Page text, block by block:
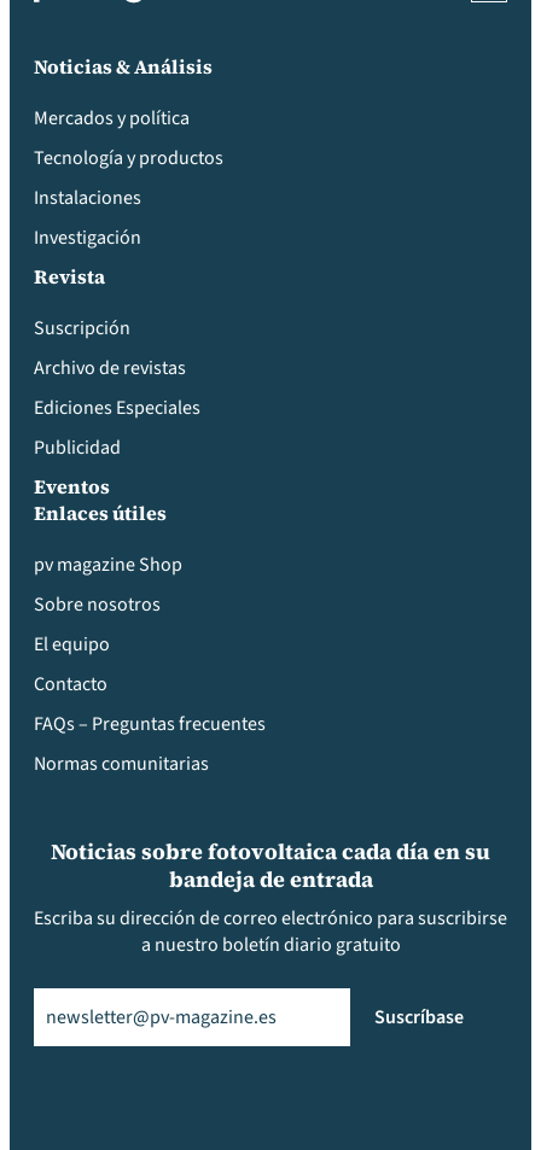
Noticias & Análisis
Mercados y política
Tecnología y productos
Instalaciones
Investigación
Revista
Suscripción
Archivo de revistas
Ediciones Especiales
Publicidad
Eventos
Enlaces útiles
pv magazine Shop
Sobre nosotros
El equipo
Contacto
FAQs – Preguntas frecuentes
Normas comunitarias
Noticias sobre fotovoltaica cada día en su
bandeja de entrada
Escriba su dirección de correo electrónico para suscribirse
a nuestro boletín diario gratuito
Suscríbase